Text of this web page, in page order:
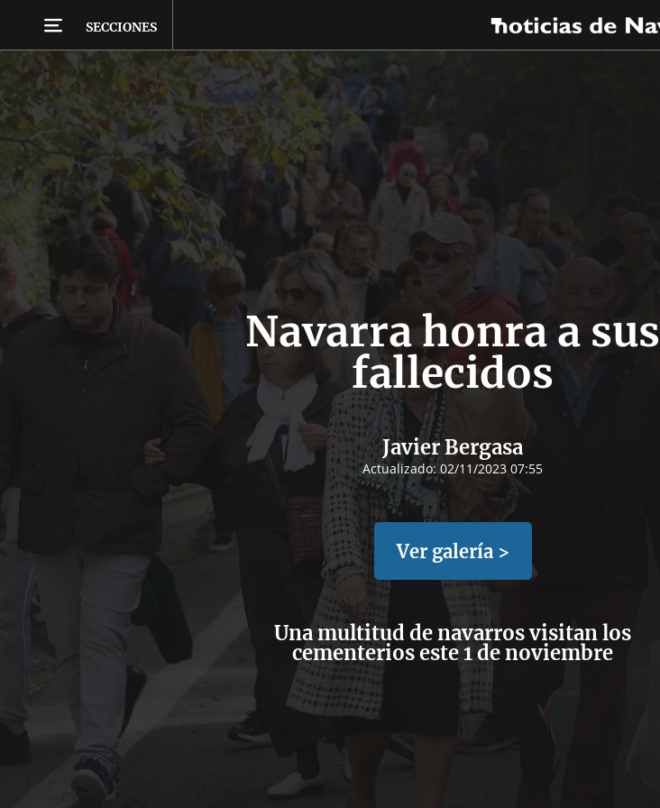
SECCIONES
Navarra honra a sus
fallecidos
Javier Bergasa
Actualizado: 02/11/2023 07:55
Ver galería >
Una multitud de navarros visitan los
cementerios este 1 de noviembre